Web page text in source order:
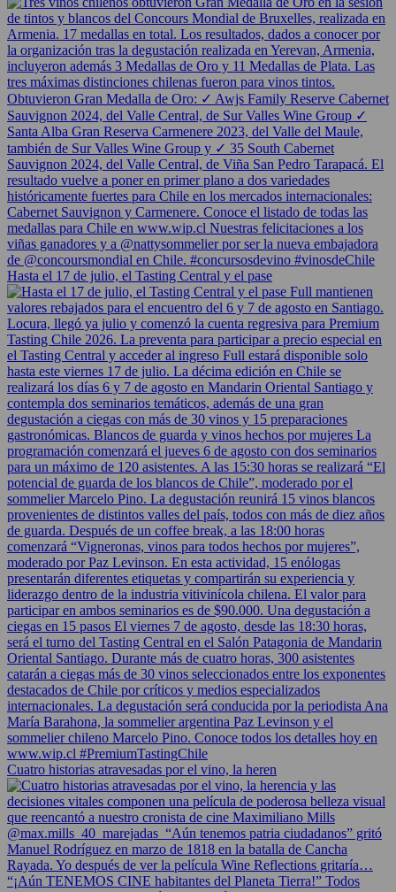
Hasta el 17 de julio, el Tasting Central y el pase
Cuatro historias atravesadas por el vino, la heren